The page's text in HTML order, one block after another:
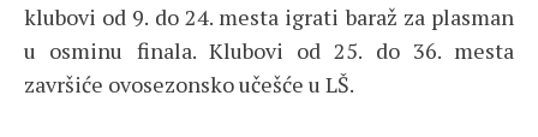
klubovi od 9. do 24. mesta igrati baraž za plasman
u osminu finala. Klubovi od 25. do 36. mesta
završiće ovosezonsko učešće u LŠ.